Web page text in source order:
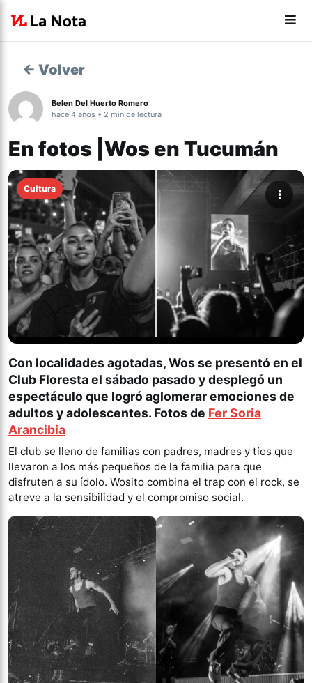
← Volver
Belen Del Huerto Romero
hace 4 años • 2 min de lectura
En fotos |Wos en Tucumán
Cultura
Con localidades agotadas, Wos se presentó en el
Club Floresta el sábado pasado y desplegó un
espectáculo que logró aglomerar emociones de
adultos y adolescentes. Fotos de Fer Soria
Arancibia
El club se lleno de familias con padres, madres y tíos que
llevaron a los más pequeños de la familia para que
disfruten a su ídolo. Wosito combina el trap con el rock, se
atreve a la sensibilidad y el compromiso social.